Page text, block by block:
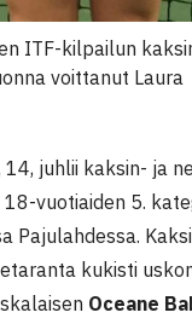
ITF-kilpailun
voittanut Laura
14, juhlii kaksin- ja
vuotiaiden 5.
Pajulahdessa.
kukisti
Oceane